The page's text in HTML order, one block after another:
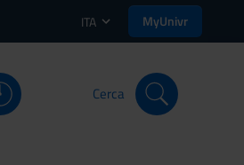
ITA MyUnivr
Cerca